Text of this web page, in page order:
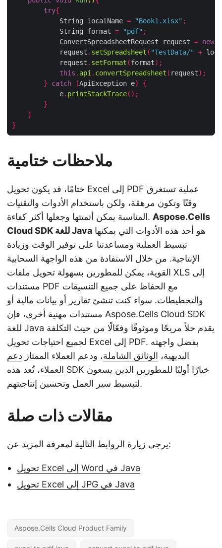
try{
            String localName
= "Book1.xlsx" ;
            String format
= "pdf" ;
            ConvertSpreadsheetRequest request
= new
            request
. setSpreadsheet ( "TestData/" +
            request
. setFormat (format);
this . api . convertSpreadsheet ( request);
}
catch (ApiException e)
{
            e
. printStackTrace();
}
}
}
ملاحظات ختامية
ختامًا، قد يكون تحويل Excel إلى PDF عملية تستغرق
وقتًا وتكون مرهقة، ولكن باستخدام الأدوات والتقنيات
المناسبة يمكن أتمتتها وجعلها أكثر كفاءة. Aspose.Cells
Cloud SDK للغة Java
تبسيط العملية ومساعدتنا على توفير الوقت وزيادة
الإنتاجية. من خلال الاستفادة من هذه الواجهة السحابية
القوية، يمكن للمطورين بسهولة تحويل ملفات XLS إلى
مستندات PDF مع الحفاظ على جميع التنسيقات
والتخطيطات. سواء كنت تنشئ تقارير أو بيانات مالية أو
مستندات مهنية أخرى، فإن Aspose.Cells Cloud SDK
للغة Java يقدم حلاً مريحًا وموثوقًا وفعّالًا من حيث التكلفة
لجميع احتياجات تحويل Excel إلى PDF. بفضل واجهته
البديهية، الوثائق الشاملة، ودعم العملاء الممتاز دعم
العملاء، تُعد هذه SDK خيارًا أوليًا للمطورين الذين يسعون
لتبسيط سير العمل وتحسين إنتاجيتهم.
مقالات ذات صلة
يرجى زيارة الروابط التالية لمعرفة المزيد عن:
تحويل Excel إلى Word في Java
تحويل Excel إلى JPG في Java
Aspose.Cells Cloud Product Family